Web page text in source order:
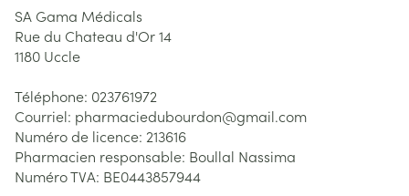
SA Gama Médicals
Rue du Chateau d'Or 14
1180 Uccle
Téléphone: 023761972
Courriel: pharmaciedubourdon@gmail.com
Numéro de licence: 213616
Pharmacien responsable: Boullal Nassima
Numéro TVA: BE0443857944